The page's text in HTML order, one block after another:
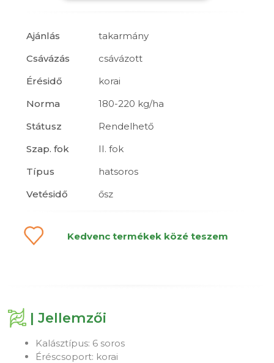
Ajánlás
takarmány
Csávázás
csávázott
Érésidő
korai
Norma
180-220 kg/ha
Státusz
Rendelhető
Szap. fok
II. fok
Típus
hatsoros
Vetésidő
ősz
Kedvenc termékek közé teszem
| Jellemzői
Kalásztípus: 6 soros
Éréscsoport: korai